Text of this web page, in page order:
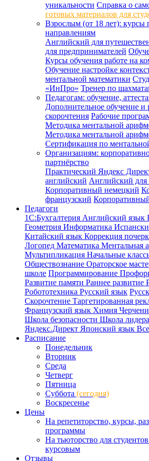
уникальности Справка о
готовых материалов для
Взрослым (от 18 лет): курсы
направлениям
Английский для
для предпринимателей
Курсы обучения работе на
Обучение настройке
ментальной математики
«ИнПро» Тренер по
Педагогам: обучение,
Дополнительное обучение и
скорочтения Рабочие
Методика ментальной
Методика ментальной
Сертификация по
Организациям:
партнёрство
Практический Яндекс
английский Английский для
Корпоративный немецкий
французский
Педагоги
1С:Бухгалтерия Английский язык
Геометрия Информатика
Китайский язык Коррекция
Логопед Математика Ментальная
Мультипликация Начальные
Обществознание Ораторское
школе Программирование
Развитие памяти Раннее развитие
Робототехника Русский язык
Скорочтение Таргетированная
Французский язык Химия
Школа безопасности Школа лидера
Яндекс.Директ Японский язык
Расписание
Понедельник
Вторник
Среда
Четверг
Пятница
Суббота (сегодня)
Воскресенье
Цены
На репетиторство, курсы,
программы
На тьюторство для
курсовым
Отзывы